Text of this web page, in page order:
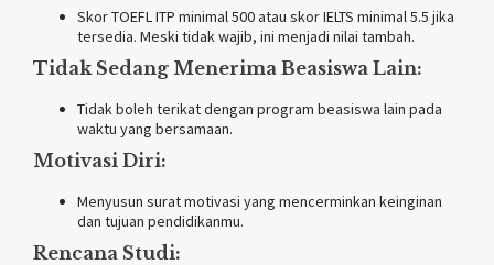
Skor TOEFL ITP minimal 500 atau skor IELTS minimal 5.5 jika
tersedia. Meski tidak wajib, ini menjadi nilai tambah.
Tidak Sedang Menerima Beasiswa Lain:
Tidak boleh terikat dengan program beasiswa lain pada
waktu yang bersamaan.
Motivasi Diri:
Menyusun surat motivasi yang mencerminkan keinginan
dan tujuan pendidikanmu.
Rencana Studi: